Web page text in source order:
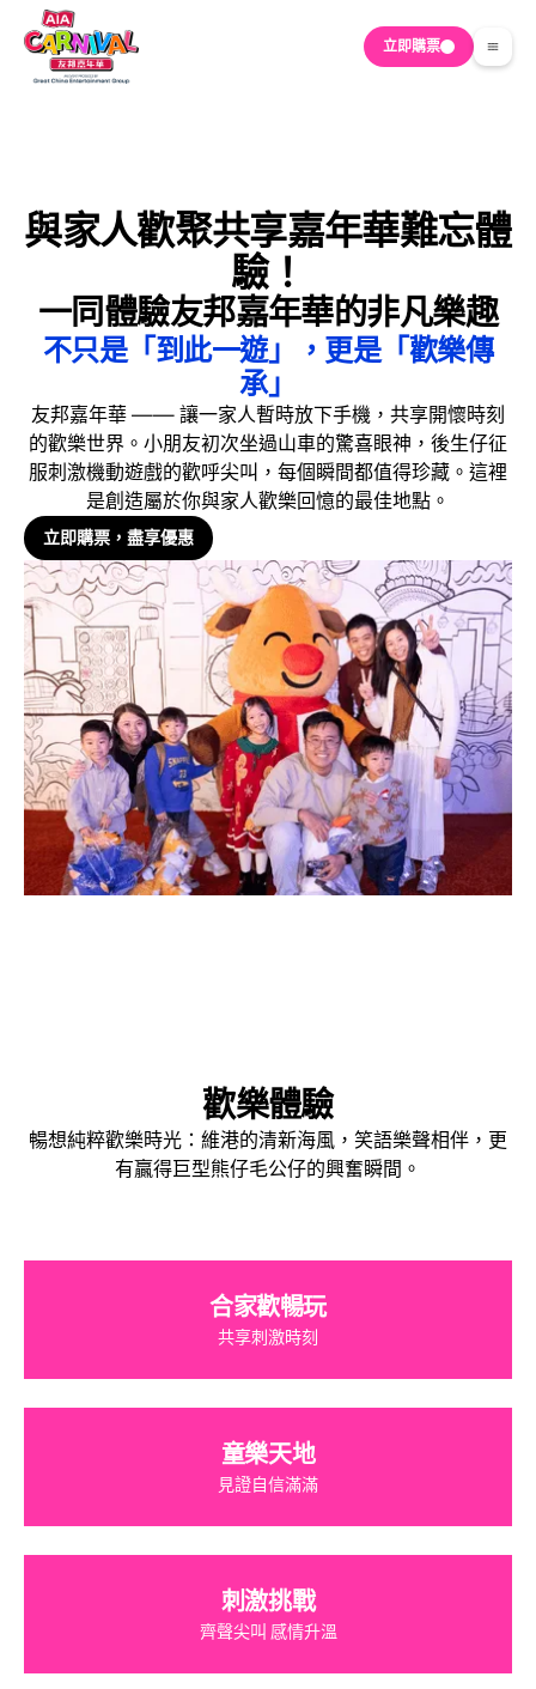
立即購票
與家人歡聚共享嘉年華難忘體
驗！
一同體驗友邦嘉年華的非凡樂趣
不只是「到此一遊」，更是「歡樂傳
承」
友邦嘉年華 —— 讓一家人暫時放下手機，共享開懷時刻
的歡樂世界。小朋友初次坐過山車的驚喜眼神，後生仔征
服刺激機動遊戲的歡呼尖叫，每個瞬間都值得珍藏。這裡
是創造屬於你與家人歡樂回憶的最佳地點。
立即購票，盡享優惠
歡樂體驗
暢想純粹歡樂時光：維港的清新海風，笑語樂聲相伴，更
有贏得巨型熊仔毛公仔的興奮瞬間。
合家歡暢玩
共享刺激時刻
童樂天地
見證自信滿滿
刺激挑戰
齊聲尖叫 感情升溫